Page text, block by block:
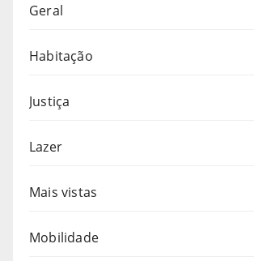
Geral
Habitação
Justiça
Lazer
Mais vistas
Mobilidade